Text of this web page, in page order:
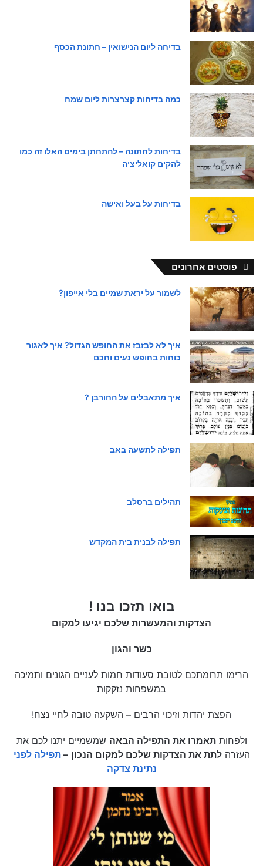
בדיחה ליום הנישואין – חתונת הכסף
כמה בדיחות קצרצרות ליום שמח
בדיחות לחתונה – להתחתן בימים האלו זה כמו
להקים קואליציה
בדיחות על בעל ואישה
פוסטים אחרונים
לשמור על יראת שמיים בלי אייפון?
איך לא לבזבז את החופש הגדול? איך לאגור
כוחות בחופש נעים וחכם
איך מתאבלים על החורבן ?
תפילה לתשעה באב
תהילים ברסלב
תפילה לבנית בית המקדש
בואו תזכו בנו !
הצדקות והמעשרות שלכם יגיעו למקום
כשר והגון
הרימו תרומתכם לטובת סעודות חמות לעניים הגונים ותמיכה
במשפחות נזקקות
הפצת יהדות וזיכוי הרבים – השקעה טובה לחיי נצח!
ולפחותתאמרו את התפילה הבאה שמשמיים יתנו לכם את
העזרהלתת את הצדקות שלכם למקום הנכון –תפילה לפני
נתינת צדקה